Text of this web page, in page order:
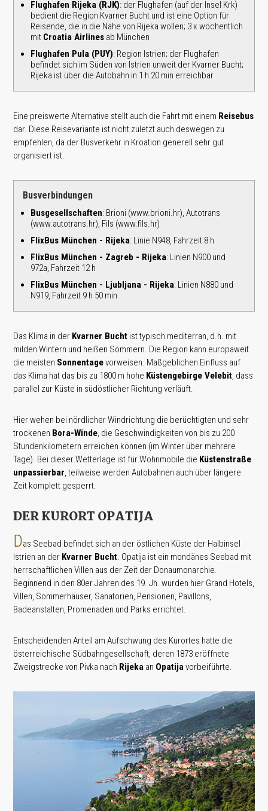
Flughafen Rijeka (RJK): der Flughafen (auf der Insel Krk)
bedient die Region Kvarner Bucht und ist eine Option für
Reisende, die in die Nähe von Rijeka wollen; 3 x wöchentlich
mit Croatia Airlines ab München
Flughafen Pula (PUY): Region Istrien; der Flughafen
befindet sich im Süden von Istrien unweit der Kvarner Bucht;
Rijeka ist über die Autobahn in 1 h 20 min erreichbar
Eine preiswerte Alternative stellt auch die Fahrt mit einem Reisebus
dar. Diese Reisevariante ist nicht zuletzt auch deswegen zu
empfehlen, da der Busverkehr in Kroation generell sehr gut
organisiert ist.
Busverbindungen
Busgesellschaften: Brioni (www.brioni.hr), Autotrans
(www.autotrans.hr), Fils (www.fils.hr)
FlixBus München - Rijeka: Linie N948, Fahrzeit 8 h
FlixBus München - Zagreb - Rijeka: Linien N900 und
972a, Fahrzeit 12 h
FlixBus München - Ljubljana - Rijeka: Linien N880 und
N919, Fahrzeit 9 h 50 min
Das Klima in der Kvarner Bucht ist typisch mediterran, d.h. mit
milden Wintern und heißen Sommern. Die Region kann europaweit
die meisten Sonnentagevorweisen. Maßgeblichen Einfluss auf
das Klima hat das bis zu 1800 m hohe Küstengebirge Velebit, dass
parallel zur Küste in südöstlicher Richtung verläuft.
Hier wehen bei nördlicher Windrichtung die berüchtigten und sehr
trockenen Bora-Winde, die Geschwindigkeiten von bis zu 200
Stundenkilometern erreichen können (im Winter über mehrere
Tage). Bei dieser Wetterlage ist für Wohnmobile die Küstenstraße
unpassierbar, teilweise werden Autobahnen auch über längere
Zeit komplett gesperrt.
DER KURORT OPATIJA
Das Seebad befindet sich an der östlichen Küste der Halbinsel
Istrien an der Kvarner Bucht. Opatija ist ein mondänes Seebad mit
herrschaftlichen Villen aus der Zeit der Donaumonarchie.
Beginnend in den 80er Jahren des 19. Jh. wurden hier Grand Hotels,
Villen, Sommerhäuser, Sanatorien, Pensionen, Pavillons,
Badeanstalten, Promenaden und Parks errichtet.
Entscheidenden Anteil am Aufschwung des Kurortes hatte die
österreichische Südbahngesellschaft, deren 1873 eröffnete
Zweigstrecke von Pivka nach Rijeka an Opatijavorbeiführte.